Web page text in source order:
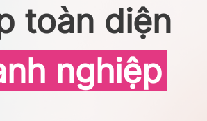
toàn diện
nghiệp